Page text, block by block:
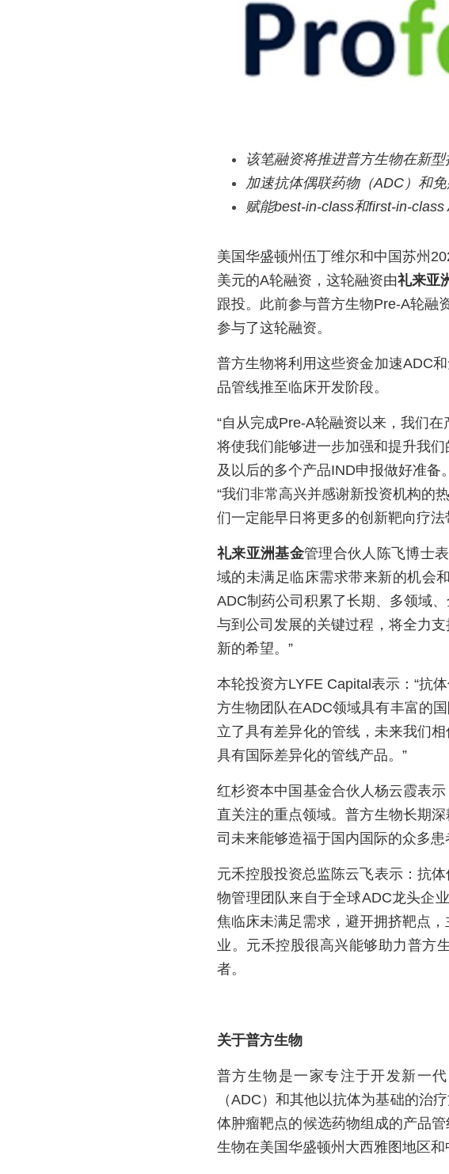
该笔融资将推进普方生物在新
加速抗体偶联药物（ADC）和
赋能best-in-class和first-in-
美国华盛顿州伍丁维尔和中国苏州
美元的A轮融资，这轮融资由礼来亚
跟投。此前参与普方生物Pre-A轮
参与了这轮融资。
普方生物将利用这些资金加速ADC
品管线推至临床开发阶段。
“自从完成Pre-A轮融资以来，我们
将使我们能够进一步加强和提升我
及以后的多个产品IND申报做好准备
“我们非常高兴并感谢新投资机构的
们一定能早日将更多的创新靶向疗法
礼来亚洲基金管理合伙人陈飞博士
域的未满足临床需求带来新的机会
ADC制药公司积累了长期、多领域
与到公司发展的关键过程，将全力
新的希望。”
本轮投资方LYFE Capital表示：“抗
方生物团队在ADC领域具有丰富的
立了具有差异化的管线，未来我们
具有国际差异化的管线产品。”
红杉资本中国基金合伙人杨云霞表
直关注的重点领域。普方生物长期
司未来能够造福于国内国际的众多
元禾控股投资总监陈云飞表示：抗
物管理团队来自于全球ADC龙头企
焦临床未满足需求，避开拥挤靶点
业。元禾控股很高兴能够助力普方
者。
关于普方生物
普方生物是一家专注于开发新一
（ADC）和其他以抗体为基础的治
体肿瘤靶点的候选药物组成的产品
生物在美国华盛顿州大西雅图地区和